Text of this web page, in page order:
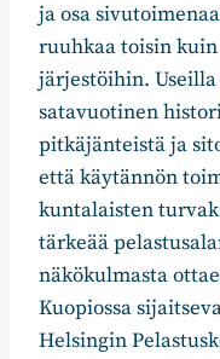
ja osa
ruuhkaa toisin
järjestöihin.
satavuotinen
pitkäjänteistä ja
että käytännön
kuntalaisten
tärkeää
näkökulmasta
Kuopiossa
Helsingin